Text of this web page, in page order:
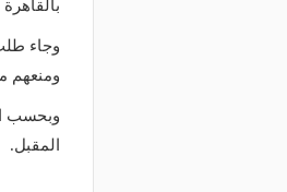
بالقاهرة بعد إصابة 8 من
وجاء
ومنعهم
المقبل.